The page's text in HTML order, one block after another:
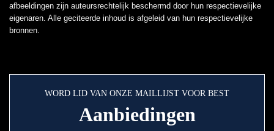
afbeeldingen zijn auteursrechtelijk beschermd door hun respectievelijke
eigenaren. Alle geciteerde inhoud is afgeleid van hun respectievelijke
bronnen.
WORD LID VAN ONZE MAILLIJST VOOR BEST
Aanbiedingen